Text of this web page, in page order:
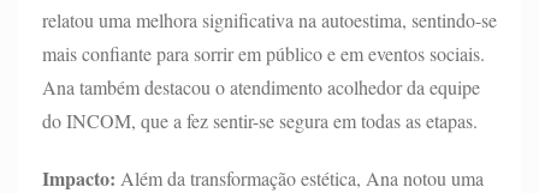
relatou uma melhora significativa na autoestima, sentindo-se
mais confiante para sorrir em público e em eventos sociais.
Ana também destacou o atendimento acolhedor da equipe
do INCOM, que a fez sentir-se segura em todas as etapas.
Impacto: Além da transformação estética, Ana notou uma